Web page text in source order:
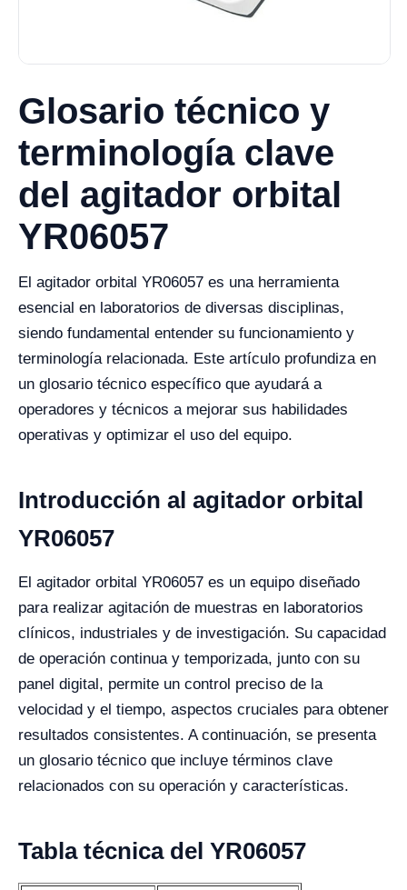
Glosario técnico y
terminología clave
del agitador orbital
YR06057
El agitador orbital YR06057 es una herramienta
esencial en laboratorios de diversas disciplinas,
siendo fundamental entender su funcionamiento y
terminología relacionada. Este artículo profundiza en
un glosario técnico específico que ayudará a
operadores y técnicos a mejorar sus habilidades
operativas y optimizar el uso del equipo.
Introducción al agitador orbital
YR06057
El agitador orbital YR06057 es un equipo diseñado
para realizar agitación de muestras en laboratorios
clínicos, industriales y de investigación. Su capacidad
de operación continua y temporizada, junto con su
panel digital, permite un control preciso de la
velocidad y el tiempo, aspectos cruciales para obtener
resultados consistentes. A continuación, se presenta
un glosario técnico que incluye términos clave
relacionados con su operación y características.
Tabla técnica del YR06057